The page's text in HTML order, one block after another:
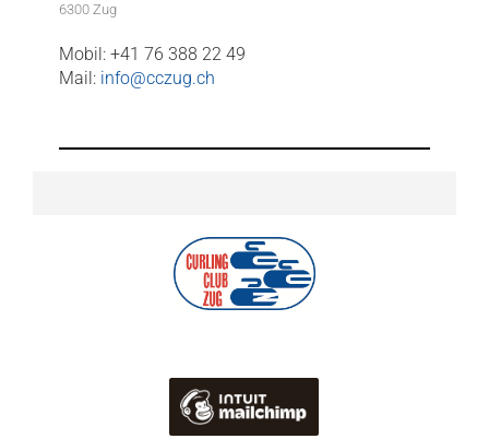
6300 Zug
Mobil: +41 76 388 22 49
Mail: info@cczug.ch